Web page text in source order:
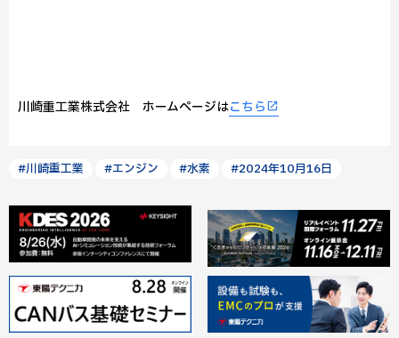
川崎重工業株式会社 ホームページはこちら
#川崎重工業 #エンジン #水素 #2024年10月16日